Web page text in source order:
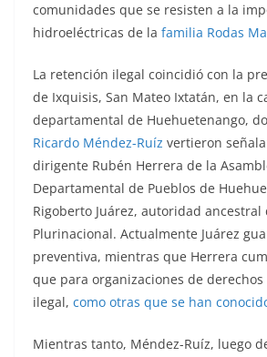
comunidades que se resisten a la
hidroeléctricas de la familia Rodas
La retención ilegal coincidió con la
de Ixquisis, San Mateo Ixtatán, en la
departamental de Huehuetenango,
Ricardo Méndez-Ruíz vertieron
dirigente Rubén Herrera de la
Departamental de Pueblos de
Rigoberto Juárez, autoridad ancestral
Plurinacional. Actualmente Juárez
preventiva, mientras que Herrera
que para organizaciones de
ilegal, como otras que se han
Mientras tanto, Méndez-Ruíz, luego